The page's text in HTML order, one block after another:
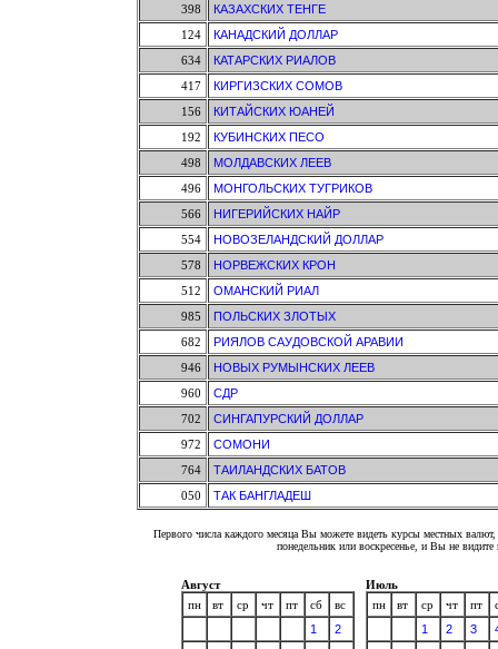
398
КАЗАХСКИХ ТЕНГЕ
124
КАНАДСКИЙ ДОЛЛАР
634
КАТАРСКИХ РИАЛОВ
417
КИРГИЗСКИХ СОМОВ
156
КИТАЙСКИХ ЮАНЕЙ
192
КУБИНСКИХ ПЕСО
498
МОЛДАВСКИХ ЛЕЕВ
496
МОНГОЛЬСКИХ ТУГРИКОВ
566
НИГЕРИЙСКИХ НАЙР
554
НОВОЗЕЛАНДСКИЙ ДОЛЛАР
578
НОРВЕЖСКИХ КРОН
512
ОМАНСКИЙ РИАЛ
985
ПОЛЬСКИХ ЗЛОТЫХ
682
РИЯЛОВ САУДОВСКОЙ АРАВИИ
946
НОВЫХ РУМЫНСКИХ ЛЕЕВ
960
СДР
702
СИНГАПУРСКИЙ ДОЛЛАР
972
СОМОНИ
764
ТАИЛАНДСКИХ БАТОВ
050
ТАК БАНГЛАДЕШ
Первого числа каждого месяца Вы можете видеть курсы местных
понедельник или воскресенье, и Вы не
Август
пн
вт ср чт пт сб
вс
1
2
Июль
пн
вт ср чт пт
1
2 3